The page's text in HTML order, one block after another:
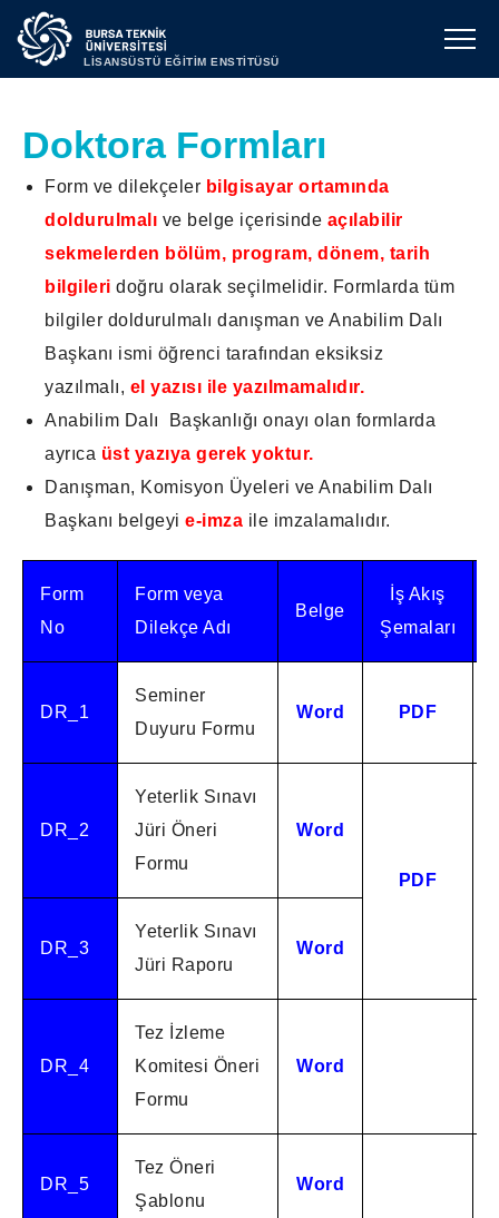
LİSANSÜSTÜ EĞİTİM ENSTİTÜSÜ
Doktora Formları
Form ve dilekçeler bilgisayar ortamında
doldurulmalı ve belge içerisinde açılabilir
sekmelerden bölüm, program, dönem, tarih
bilgileri doğru olarak seçilmelidir. Formlarda tüm
bilgiler doldurulmalı danışman ve Anabilim Dalı
Başkanı ismi öğrenci tarafından eksiksiz
yazılmalı, el yazısı ile yazılmamalıdır.
Anabilim Dalı Başkanlığı onayı olan formlarda
ayrıca üst yazıya gerek yoktur.
Danışman, Komisyon Üyeleri ve Anabilim Dalı
Başkanı belgeyi e-imza ile imzalamalıdır.
Form
No
Form veya
Dilekçe Adı
Belge
İş Akış
Şemaları
DR_1
Seminer
Duyuru Formu
Word PDF
DR_2
Yeterlik Sınavı
Jüri Öneri
Formu
Word
PDF
DR_3
Yeterlik Sınavı
Jüri Raporu
Word
DR_4
Tez İzleme
Komitesi Öneri
Formu
Word
DR_5
Tez Öneri
Şablonu
Word